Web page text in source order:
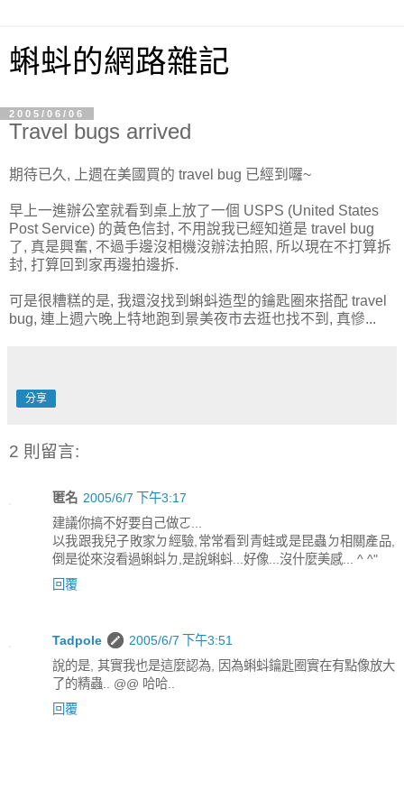
蝌蚪的網路雜記
2005/06/06
Travel bugs arrived
期待已久, 上週在美國買的 travel bug 已經到囉~
早上一進辦公室就看到桌上放了一個 USPS (United States
Post Service) 的黃色信封, 不用說我已經知道是 travel bug
了, 真是興奮, 不過手邊沒相機沒辦法拍照, 所以現在不打算拆
封, 打算回到家再邊拍邊拆.
可是很糟糕的是, 我還沒找到蝌蚪造型的鑰匙圈來搭配 travel
bug, 連上週六晚上特地跑到景美夜市去逛也找不到, 真慘...
分享
2 則留言:
匿名 2005/6/7 下午3:17
建議你搞不好要自己做ㄛ...
以我跟我兒子敗家ㄉ經驗,常常看到青蛙或是昆蟲ㄉ相關產品,
倒是從來沒看過蝌蚪ㄉ,是說蝌蚪...好像...沒什麼美感... ^ ^"
回覆
Tadpole
2005/6/7 下午3:51
說的是, 其實我也是這麼認為, 因為蝌蚪鑰匙圈實在有點像放大
了的精蟲.. @@ 哈哈..
回覆